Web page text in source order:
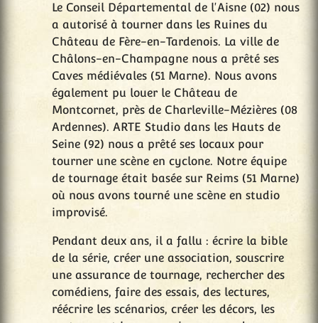
Le Conseil Départemental de l'Aisne (02) nous
a autorisé à tourner dans les Ruines du
Château de Fère-en-Tardenois. La ville de
Châlons-en-Champagne nous a prêté ses
Caves médiévales (51 Marne). Nous avons
également pu louer le Château de
Montcornet, près de Charleville-Mézières (08
Ardennes). ARTE Studio dans les Hauts de
Seine (92) nous a prêté ses locaux pour
tourner une scène en cyclone. Notre équipe
de tournage était basée sur Reims (51 Marne)
où nous avons tourné une scène en studio
improvisé.
Pendant deux ans, il a fallu : écrire la bible
de la série, créer une association, souscrire
une assurance de tournage, rechercher des
comédiens, faire des essais, des lectures,
réécrire les scénarios, créer les décors, les